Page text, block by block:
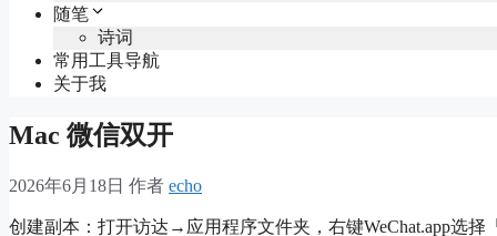
随笔
诗词
常用工具导航
关于我
Mac 微信双开
2026年6月18日 作者 echo
创建副本：打开访达→应用程序文件夹，右键WeChat.app选